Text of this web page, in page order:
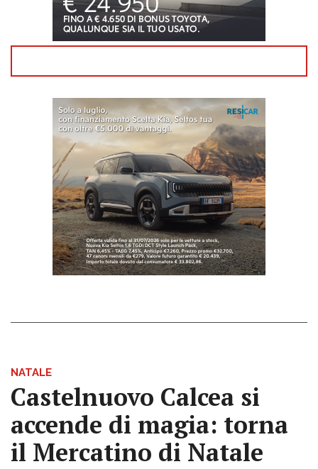
NATALE
Castelnuovo Calcea si
accende di magia: torna
il Mercatino di Natale